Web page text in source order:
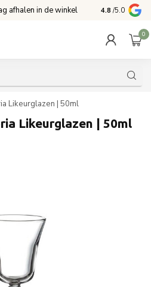
afhalen in de winkel Voor 15:00
4.8 /5.0
0
Likeurglazen | 50ml
Likeurglazen | 50ml